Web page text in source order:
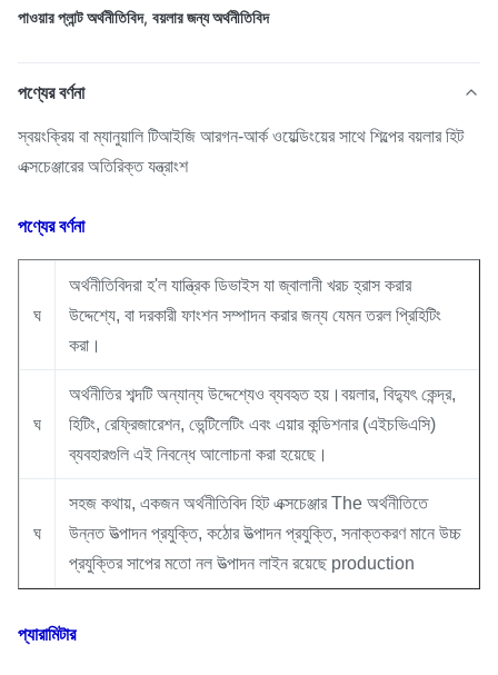
পাওয়ার প্লান্ট অর্থনীতিবিদ, বয়লার জন্য অর্থনীতিবিদ
পণ্যের বর্ণনা
স্বয়ংক্রিয় বা ম্যানুয়ালি টিআইজি আরগন-আর্ক ওয়েল্ডিংয়ের সাথে শিল্পের বয়লার হিট
এক্সচেঞ্জারের অতিরিক্ত যন্ত্রাংশ
পণ্যের বর্ণনা
ঘ
অর্থনীতিবিদরা হ'ল যান্ত্রিক ডিভাইস যা জ্বালানী খরচ হ্রাস করার
উদ্দেশ্যে, বা দরকারী ফাংশন সম্পাদন করার জন্য যেমন তরল প্রিহিটিং
করা।
ঘ
অর্থনীতির শব্দটি অন্যান্য উদ্দেশ্যেও ব্যবহৃত হয়।বয়লার, বিদ্যুৎ কেন্দ্র,
হিটিং, রেফ্রিজারেশন, ভেন্টিলেটিং এবং এয়ার কন্ডিশনার (এইচভিএসি)
ব্যবহারগুলি এই নিবন্ধে আলোচনা করা হয়েছে।
ঘ
সহজ কথায়, একজন অর্থনীতিবিদ হিট এক্সচেঞ্জার The অর্থনীতিতে
উন্নত উত্পাদন প্রযুক্তি, কঠোর উত্পাদন প্রযুক্তি, সনাক্তকরণ মানে উচ্চ
প্রযুক্তির সাপের মতো নল উত্পাদন লাইন রয়েছে production
প্যারামিটার